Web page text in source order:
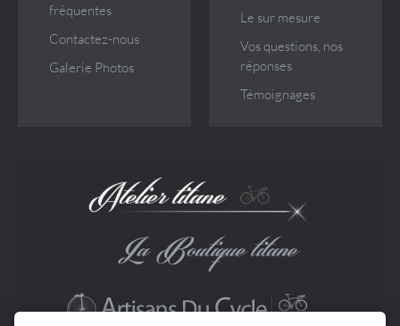
fréquentes
Contactez-nous
Galerie Photos
Le sur mesure
Vos questions, nos
réponses
Témoignages